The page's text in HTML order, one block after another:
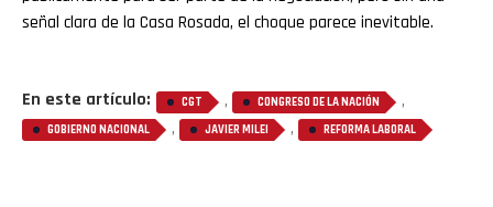
señal clara de la Casa Rosada, el choque parece inevitable.
En este artículo: CGT , CONGRESO DE LA NACIÓN ,
GOBIERNO NACIONAL , JAVIER MILEI , REFORMA LABORAL